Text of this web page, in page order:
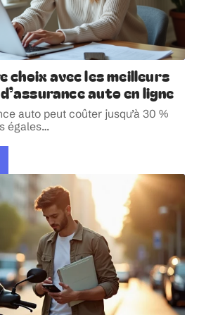
choix avec les meilleurs
auto en ligne
auto peut coûter jusqu’à 30 %
égales…